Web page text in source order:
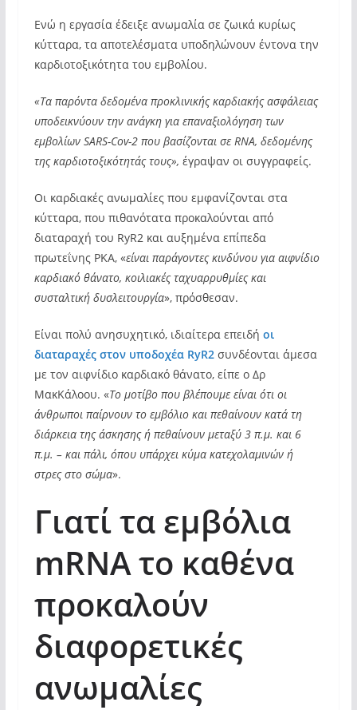
Ενώ η εργασία έδειξε ανωμαλία σε ζωικά κυρίως
κύτταρα, τα αποτελέσματα υποδηλώνουν έντονα την
καρδιοτοξικότητα του εμβολίου.
«Τα παρόντα δεδομένα προκλινικής καρδιακής ασφάλειας
υποδεικνύουν την ανάγκη για επαναξιολόγηση των
εμβολίων SARS-Cov-2 που βασίζονται σε RNA, δεδομένης
της καρδιοτοξικότητάς τους», έγραψαν οι συγγραφείς.
Οι καρδιακές ανωμαλίες που εμφανίζονται στα
κύτταρα, που πιθανότατα προκαλούνται από
διαταραχή του RyR2 και αυξημένα επίπεδα
πρωτεΐνης PKA, «είναι παράγοντες κινδύνου για αιφνίδιο
καρδιακό θάνατο, κοιλιακές ταχυαρρυθμίες και
συσταλτική δυσλειτουργία», πρόσθεσαν.
Είναι πολύ ανησυχητικό, ιδιαίτερα επειδή οι
διαταραχές στον υποδοχέα RyR2συνδέονται άμεσα
με τον αιφνίδιο καρδιακό θάνατο, είπε ο Δρ
ΜακΚάλοου. «Το μοτίβο που βλέπουμε είναι ότι οι
άνθρωποι παίρνουν το εμβόλιο και πεθαίνουν κατά τη
διάρκεια της άσκησης ή πεθαίνουν μεταξύ 3 π.μ. και 6
π.μ. – και πάλι, όπου υπάρχει κύμα κατεχολαμινών ή
στρες στο σώμα».
Γιατί τα εμβόλια
mRNA το καθένα
προκαλούν
διαφορετικές
ανωμαλίες